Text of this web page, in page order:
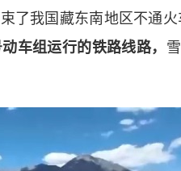
了我国藏东南地区不通
车组运行的铁路线路，